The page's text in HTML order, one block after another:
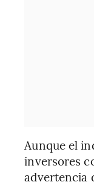
Aunque el
inversores
advertencia